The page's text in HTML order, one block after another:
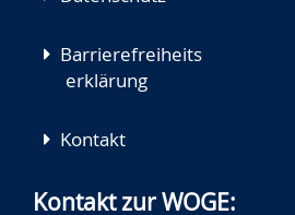
Barrierefreiheits
erklärung
Kontakt
Kontakt zur WOGE: